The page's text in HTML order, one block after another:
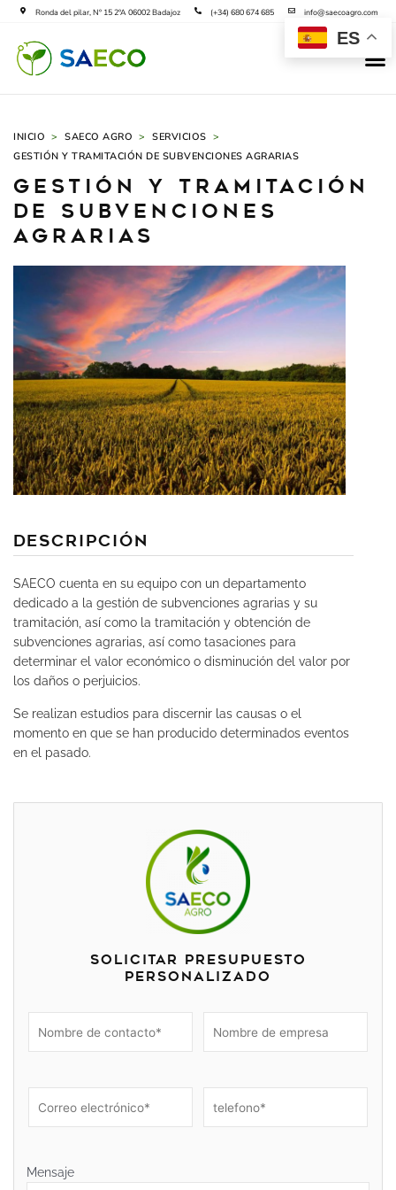
contenido
Ronda del pilar, Nº 15 2ºA 06002 Badajoz (+34) 680 674 685 info@saecoagro.com
INICIO > SAECO AGRO > SERVICIOS >
GESTIÓN Y TRAMITACIÓN DE SUBVENCIONES AGRARIAS
Gestión y tramitación
de subvenciones
agrarias
DEscripción
SAECO cuenta en su equipo con un departamento
dedicado a la gestión de subvenciones agrarias y su
tramitación, así como la tramitación y obtención de
subvenciones agrarias, así como tasaciones para
determinar el valor económico o disminución del valor por
los daños o perjuicios.
Se realizan estudios para discernir las causas o el
momento en que se han producido determinados eventos
en el pasado.
Solicitar presupuesto
personalizado
Mensaje
ES